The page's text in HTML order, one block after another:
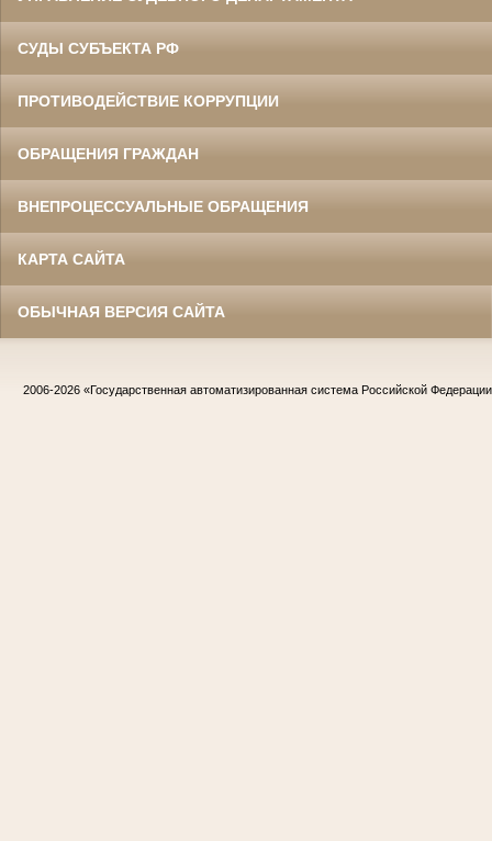
СУДЫ СУБЪЕКТА РФ
ПРОТИВОДЕЙСТВИЕ КОРРУПЦИИ
ОБРАЩЕНИЯ ГРАЖДАН
ВНЕПРОЦЕССУАЛЬНЫЕ ОБРАЩЕНИЯ
КАРТА САЙТА
ОБЫЧНАЯ ВЕРСИЯ САЙТА
2006-2026 «Государственная автоматизированная система Российской